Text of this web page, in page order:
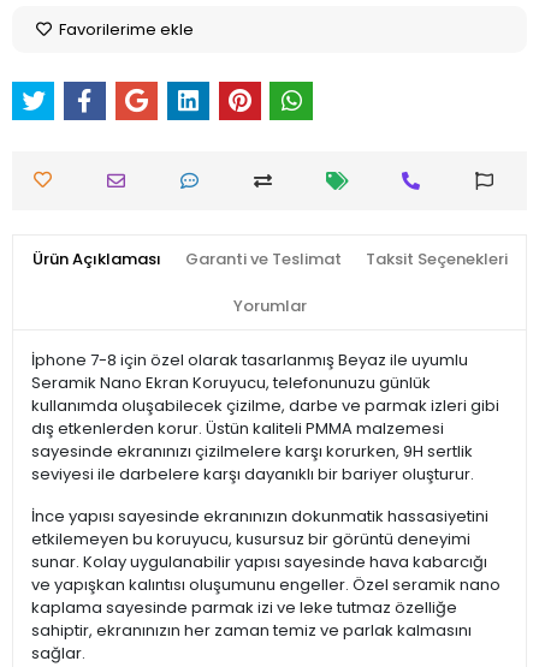
Favorilerime ekle
Ürün Açıklaması Garanti ve Teslimat Taksit Seçenekleri
Yorumlar
İphone 7-8 için özel olarak tasarlanmış Beyaz ile uyumlu
Seramik Nano Ekran Koruyucu, telefonunuzu günlük
kullanımda oluşabilecek çizilme, darbe ve parmak izleri gibi
dış etkenlerden korur. Üstün kaliteli PMMA malzemesi
sayesinde ekranınızı çizilmelere karşı korurken, 9H sertlik
seviyesi ile darbelere karşı dayanıklı bir bariyer oluşturur.
İnce yapısı sayesinde ekranınızın dokunmatik hassasiyetini
etkilemeyen bu koruyucu, kusursuz bir görüntü deneyimi
sunar. Kolay uygulanabilir yapısı sayesinde hava kabarcığı
ve yapışkan kalıntısı oluşumunu engeller. Özel seramik nano
kaplama sayesinde parmak izi ve leke tutmaz özelliğe
sahiptir, ekranınızın her zaman temiz ve parlak kalmasını
sağlar.